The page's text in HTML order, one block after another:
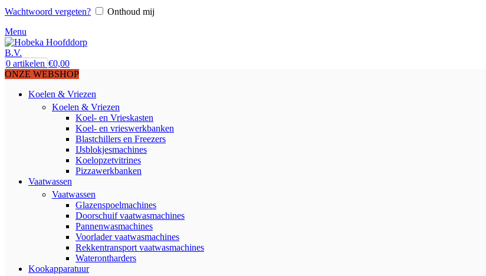
Wachtwoord vergeten?
Onthoud mij
Menu
0 artikelen €0,00
ONZE WEBSHOP
Koelen & Vriezen
Koelen & Vriezen
Koel- en Vrieskasten
Koel- en vrieswerkbanken
Blastchillers en Freezers
IJsblokjesmachines
Koelopzetvitrines
Pizzawerkbanken
Vaatwassen
Vaatwassen
Glazenspoelmachines
Doorschuif vaatwasmachines
Pannenwasmachines
Voorlader vaatwasmachines
Rekkentransport vaatwasmachines
Waterontharders
Kookapparatuur